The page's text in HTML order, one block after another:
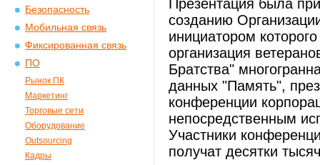
Безопасность
Мобильная связь
Фиксированная связь
ПО
Рынок ПК
Маркетинг
Торговые сети
Оборудование
Outsourcing
Кадры
Презентация была
созданию
инициатором
организация
Братства"
данных "Память",
конференции
непосредственным
Участники
получат десятки